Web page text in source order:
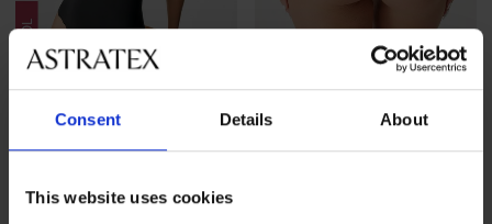
Consent Details About
This website uses cookies
alakformáló tanga, magas